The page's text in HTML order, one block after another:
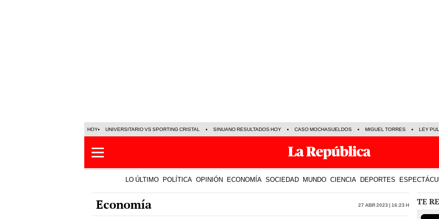
HOY UNIVERSITARIO VS SPORTING CRISTAL SINUANO RESULTADOS HOY CASO MOCHASUELDOS MIGUEL TORRES LEY
LO ÚLTIMO POLÍTICA OPINIÓN ECONOMÍA SOCIEDAD MUNDO CIENCIA DEPORTES
Economía 27 Abr 2023 | 16:23 h TE